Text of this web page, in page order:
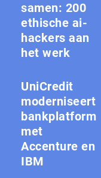
samen: 200
ethische ai-
hackers aan
het werk
UniCredit
moderniseert
bankplatform
met
Accenture en
IBM